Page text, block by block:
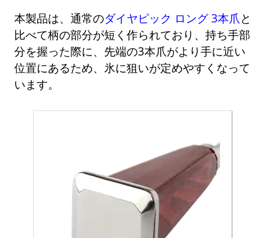
本製品は、通常のダイヤピック ロング 3本爪 と
比べて柄の部分が短く作られており、持ち手部
分を握った際に、先端の3本爪がより手に近い
位置にあるため、氷に狙いが定めやすくなって
います。